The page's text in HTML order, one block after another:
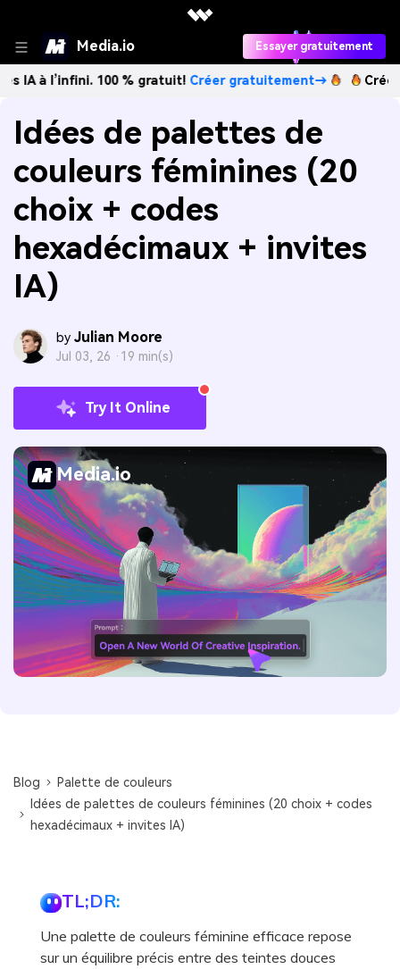
Media.io Essayer gratuitement
100 % gratuit!Créer gratuitement→ Créez des
Idées de palettes de
couleurs féminines (20
choix + codes
hexadécimaux + invites
IA)
by Julian Moore
Jul 03, 26 · 19 min(s)
Try It Online
Media.io
Blog
Palette de couleurs
Idées de palettes de couleurs féminines (20 choix + codes
hexadécimaux + invites IA)
TL;DR:
Une palette de couleurs féminine efficace repose
sur un équilibre précis entre des teintes douces